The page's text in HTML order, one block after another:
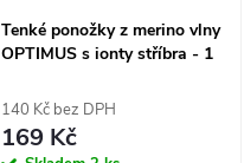
Tenké ponožky z merino vlny
OPTIMUS s ionty stříbra - 1
140 Kč bez DPH
169 Kč